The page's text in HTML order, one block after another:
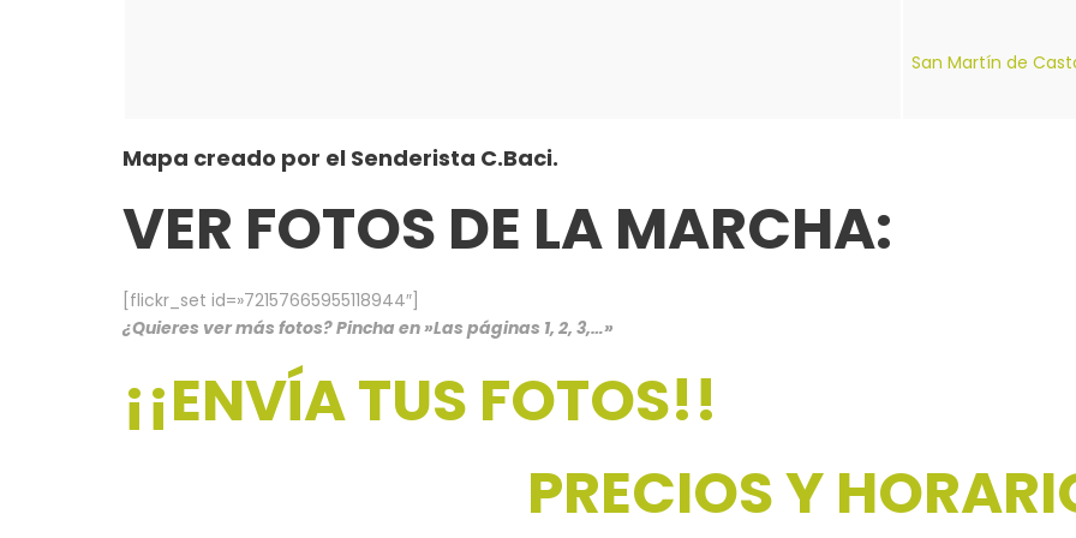
San Martín de
Mapa creado por el Senderista C.Baci.
VER FOTOS DE LA MARCHA:
[flickr_set id=»72157665955118944″]
¿Quieres ver más fotos? Pincha en »Las páginas 1, 2, 3,…»
¡¡ENVÍA TUS FOTOS!!
PRECIOS Y